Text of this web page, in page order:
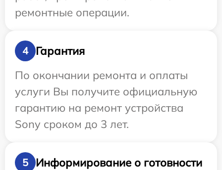
ремонтные операции.
4
Гарантия
По окончании ремонта и оплаты
услуги Вы получите официальную
гарантию на ремонт устройства
Sony сроком до 3 лет.
5
Информирование о готовности